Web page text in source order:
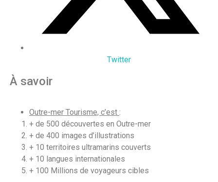
Twitter
À savoir
Outre-mer Tourisme, c’est :
+ de 500 découvertes en Outre-mer
+ de 400 images d’illustrations
+ 10 territoires ultramarins couverts
+ 10 langues internationales
+ 100 Millions de voyageurs cibles